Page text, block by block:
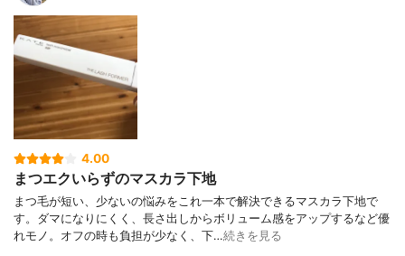
4.00
まつエクいらずのマスカラ下地
まつ毛が短い、少ないの悩みをこれ一本で解決できるマスカラ下地で
す。ダマになりにくく、長さ出しからボリューム感をアップするなど優
れモノ。オフの時も負担が少なく、下…続きを見る